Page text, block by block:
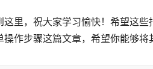
这里，祝大家学习愉快！希望这
操作步骤这篇文章，希望你能够